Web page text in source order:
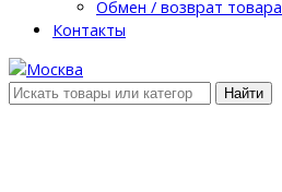
Обмен / возврат товара
Контакты
Найти